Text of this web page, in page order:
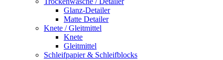
Glanz-Detailer
Matte Detailer
Knete / Gleitmittel
Knete
Gleitmittel
Schleifpapier & Schleifblocks